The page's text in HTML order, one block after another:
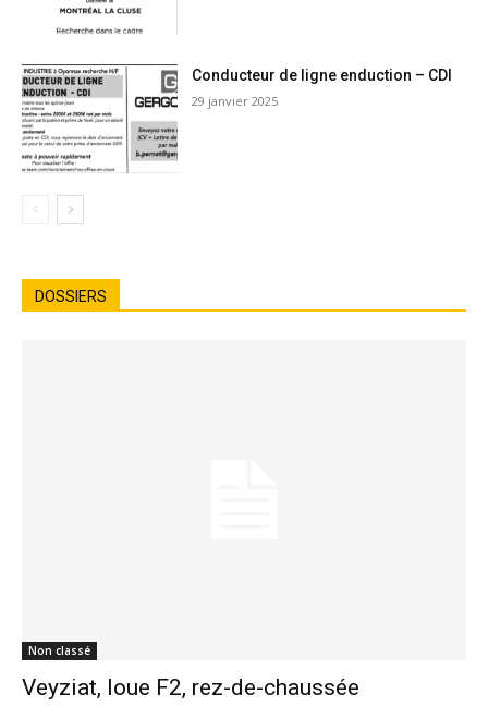
Conducteur de ligne enduction – CDI
29 janvier 2025
DOSSIERS
Non classé
Veyziat, loue F2, rez-de-chaussée